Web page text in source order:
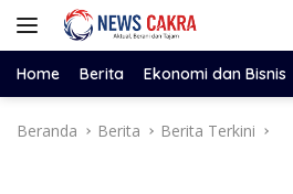
Langsung
Home Berita Ekonomi dan Bisnis
Beranda Berita Berita Terkini